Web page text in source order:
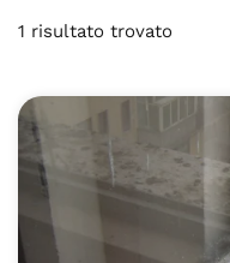
1 risultato trovato